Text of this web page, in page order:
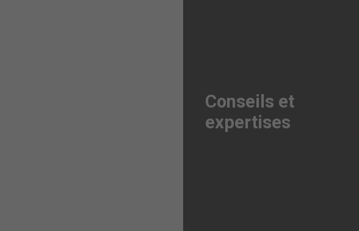
Conseils et
expertises